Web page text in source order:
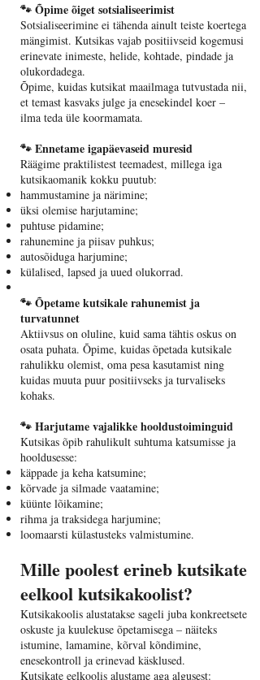
🐾 Õpime õiget sotsialiseerimist
Sotsialiseerimine ei tähenda ainult teiste koertega
mängimist. Kutsikas vajab positiivseid kogemusi
erinevate inimeste, helide, kohtade, pindade ja
olukordadega.
Õpime, kuidas kutsikat maailmaga tutvustada nii,
et temast kasvaks julge ja enesekindel koer –
ilma teda üle koormamata.
🐾 Ennetame igapäevaseid muresid
Räägime praktilistest teemadest, millega iga
kutsikaomanik kokku puutub:
hammustamine ja närimine;
üksi olemise harjutamine;
puhtuse pidamine;
rahunemine ja piisav puhkus;
autosõiduga harjumine;
külalised, lapsed ja uued olukorrad.
🐾 Õpetame kutsikale rahunemist ja
turvatunnet
Aktiivsus on oluline, kuid sama tähtis oskus on
osata puhata. Õpime, kuidas õpetada kutsikale
rahulikku olemist, oma pesa kasutamist ning
kuidas muuta puur positiivseks ja turvaliseks
kohaks.
🐾 Harjutame vajalikke hooldustoiminguid
Kutsikas õpib rahulikult suhtuma katsumisse ja
hooldusesse:
käppade ja keha katsumine;
kõrvade ja silmade vaatamine;
küünte lõikamine;
rihma ja traksidega harjumine;
loomaarsti külastusteks valmistumine.
Mille poolest erineb kutsikate
eelkool kutsikakoolist?
Kutsikakoolis alustatakse sageli juba konkreetsete
oskuste ja kuulekuse õpetamisega – näiteks
istumine, lamamine, kõrval kõndimine,
enesekontroll ja erinevad käsklused.
Kutsikate eelkoolis alustame aga algusest: